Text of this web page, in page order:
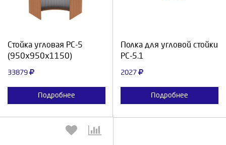
Стойка угловая РС-5
(950х950х1150)
33879
Подробнее
Полка для угловой стойки
РС-5.1
2027
Подробнее